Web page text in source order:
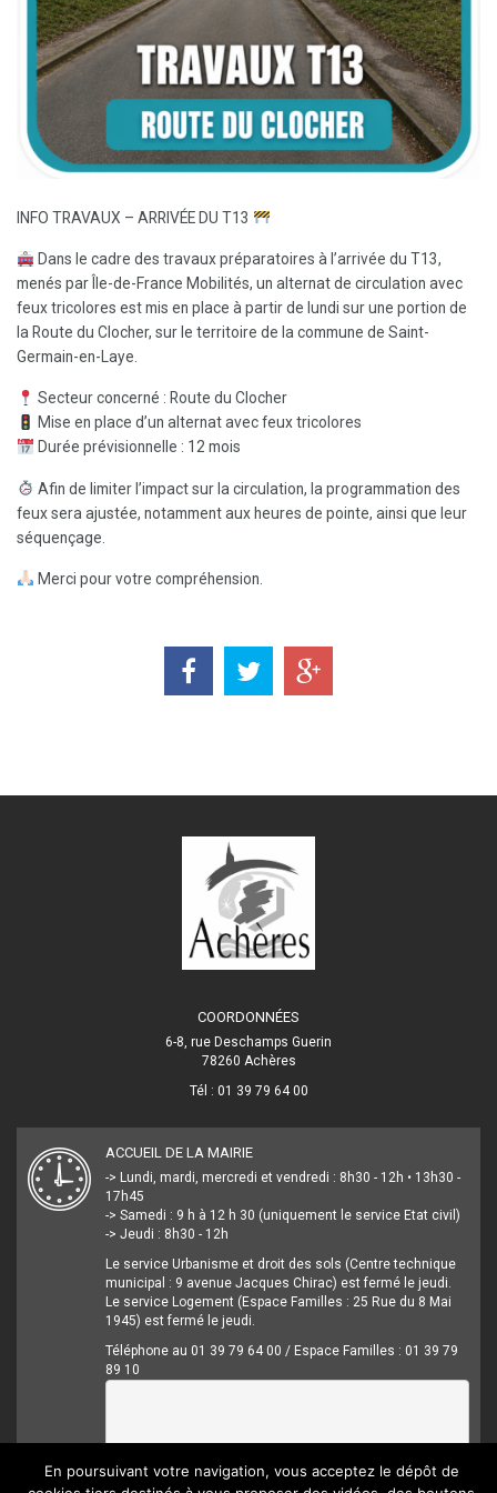
INFO TRAVAUX – ARRIVÉE DU T13
Dans le cadre des travaux préparatoires à l’arrivée du T13,
menés par Île-de-France Mobilités, un alternat de circulation avec
feux tricolores est mis en place à partir de lundi sur une portion de
la Route du Clocher, sur le territoire de la commune de Saint-
Germain-en-Laye.
Secteur concerné : Route du Clocher
Mise en place d’un alternat avec feux tricolores
Durée prévisionnelle : 12 mois
Afin de limiter l’impact sur la circulation, la programmation des
feux sera ajustée, notamment aux heures de pointe, ainsi que leur
séquençage.
Merci pour votre compréhension.
COORDONNÉES
6-8, rue Deschamps Guerin
78260 Achères
Tél : 01 39 79 64 00
ACCUEIL DE LA MAIRIE
-> Lundi, mardi, mercredi et vendredi : 8h30 - 12h • 13h30 -
17h45
-> Samedi : 9 h à 12 h 30 (uniquement le service Etat civil)
-> Jeudi : 8h30 - 12h
Le service Urbanisme et droit des sols (Centre technique
municipal : 9 avenue Jacques Chirac) est fermé le jeudi.
Le service Logement (Espace Familles : 25 Rue du 8 Mai
1945) est fermé le jeudi.
Téléphone au 01 39 79 64 00 / Espace Familles : 01 39 79
89 10
En poursuivant votre navigation, vous acceptez le dépôt de